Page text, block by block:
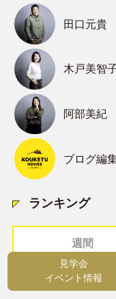
田口元貴
木戸美智
阿部美紀
ブログ編
ランキング
週間
見学会
イベント情報